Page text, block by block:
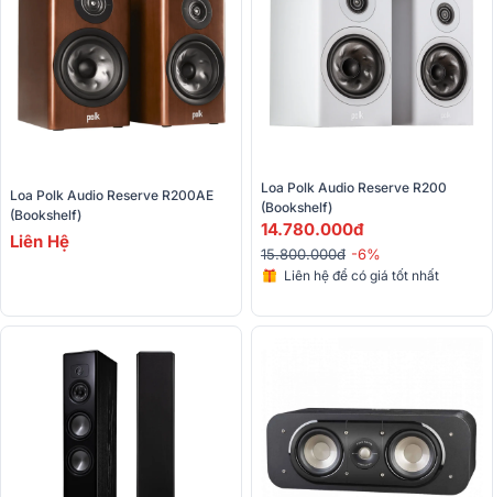
Loa Polk Audio Reserve R200AE
(Bookshelf)
Liên Hệ
Loa Polk Audio Reserve R200
(Bookshelf)
14.780.000đ
15.800.000đ -6%
Liên hệ để có giá tốt nhất